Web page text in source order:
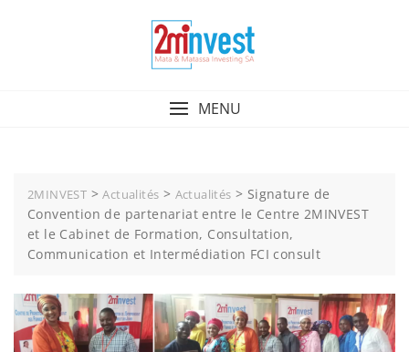
MENU
2MINVEST >Actualités > Actualités > Signature de
Convention de partenariat entre le Centre 2MINVEST
et le Cabinet de Formation, Consultation,
Communication et Intermédiation FCI consult